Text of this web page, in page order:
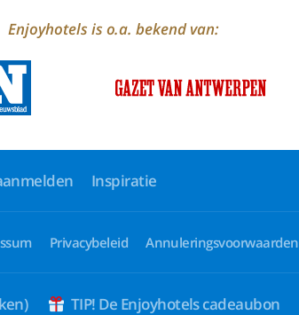
Enjoyhotels is o.a. bekend van:
Inspiratie
Privacybeleid Annuleringsvoorwaarden
TIP! De Enjoyhotels cadeaubon